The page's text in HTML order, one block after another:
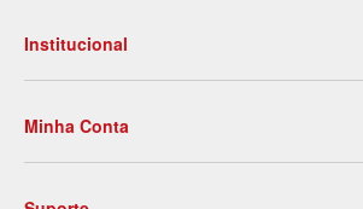
Institucional
Nossas Lojas
Serviços
Minha Conta